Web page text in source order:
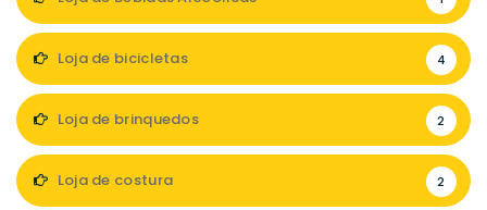
Loja de bicicletas 4
Loja de brinquedos 2
Loja de costura 2